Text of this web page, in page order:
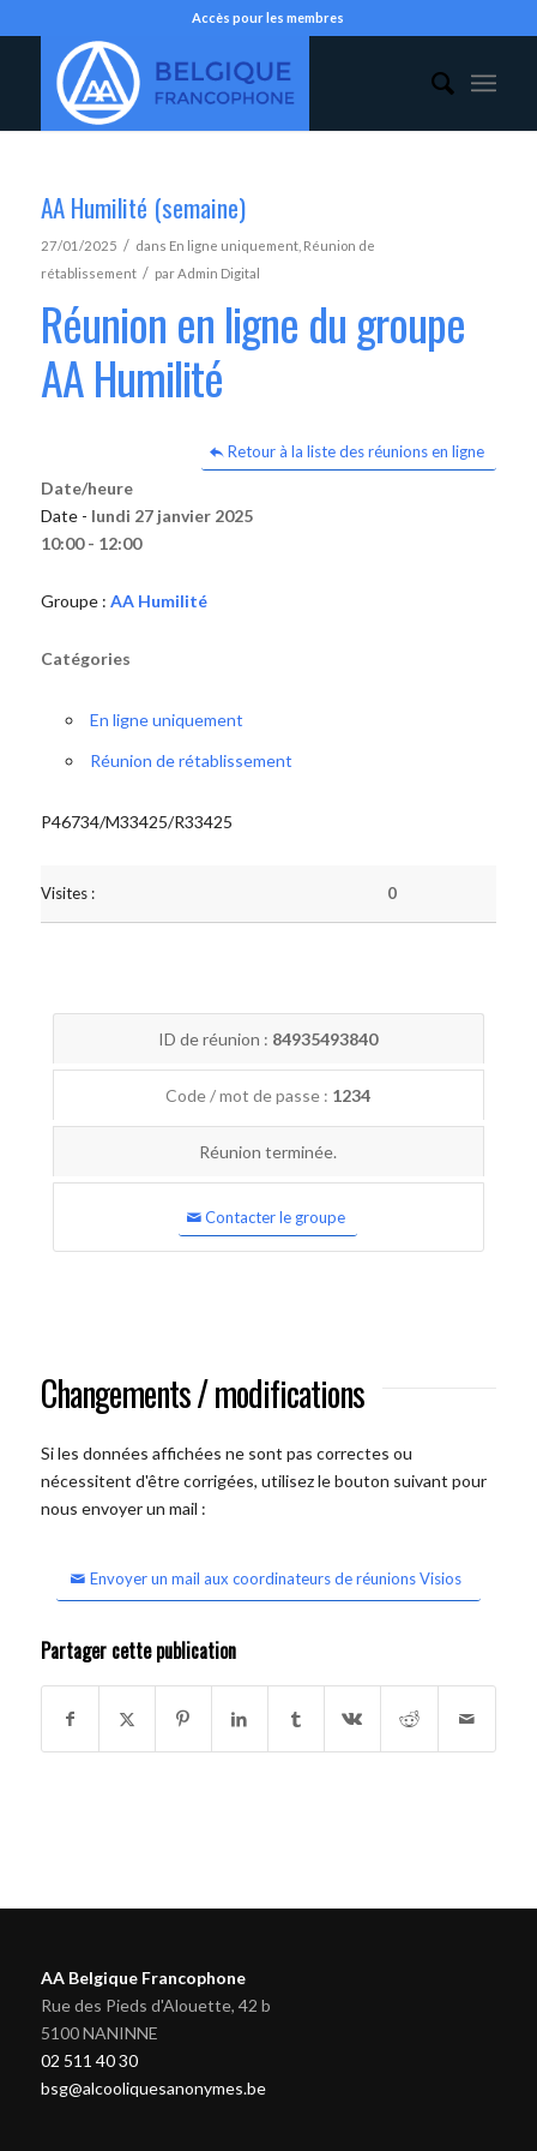
Accès pour les membres
AA Humilité (semaine)
27/01/2025 / dans En ligne uniquement, Réunion de
rétablissement / parAdmin Digital
Réunion en ligne du groupe
AA Humilité
Retour à la liste des réunions en ligne
Date/heure
Date - lundi 27 janvier 2025
10:00 - 12:00
Groupe : AA Humilité
Catégories
En ligne uniquement
Réunion de rétablissement
P46734/M33425/R33425
Visites : 0
ID de réunion : 84935493840
Code / mot de passe : 1234
Réunion terminée.
Contacter le groupe
Changements / modifications
Si les données affichées ne sont pas correctes ou
nécessitent d'être corrigées, utilisez le bouton suivant pour
nous envoyer un mail :
Envoyer un mail aux coordinateurs de réunions Visios
Partager cette publication
AA Belgique Francophone
Rue des Pieds d'Alouette, 42 b
5100 NANINNE
02 511 40 30
bsg@alcooliquesanonymes.be